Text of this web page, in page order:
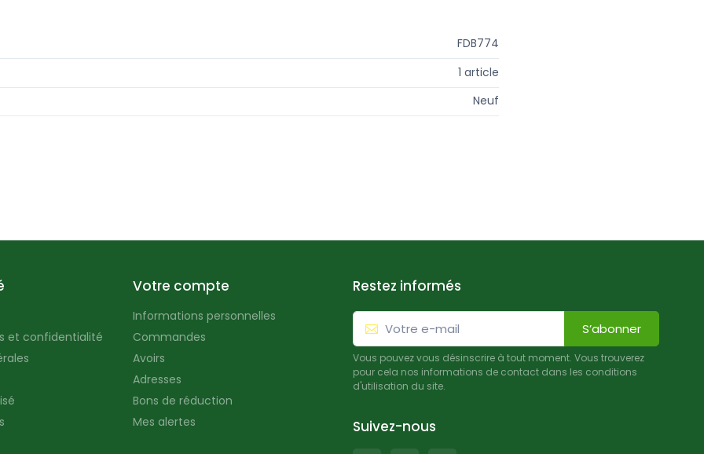
FDB774
1 article
Neuf
et confidentialité
Votre compte
Informations personnelles
Commandes
Avoirs
Adresses
Bons de réduction
Mes alertes
Restez informés
S’abonner
Vous pouvez vous désinscrire à tout moment. Vous trouverez
pour cela nos informations de contact dans les conditions
d'utilisation du site.
Suivez-nous